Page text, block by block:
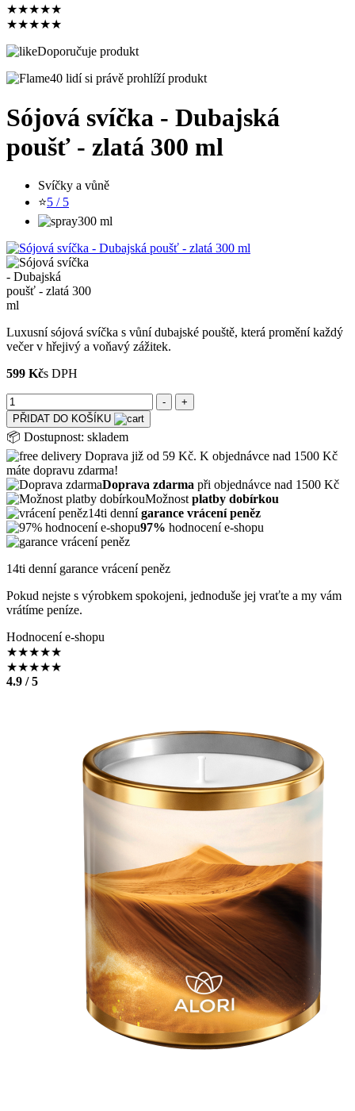
★★★★★
★★★★★
Doporučuje produkt
40 lidí si právě prohlíží produkt
Sójová svíčka - Dubajská
poušť - zlatá 300 ml
Svíčky a vůně
⭐5 / 5
300 ml
Luxusní sójová svíčka s vůní dubajské pouště, která promění každý
večer v hřejivý a voňavý zážitek.
599 Kčs DPH
PŘIDAT DO KOŠÍKU
📦 Dostupnost: skladem
Doprava již od 59 Kč. K objednávce nad 1500 Kč
máte dopravu zdarma!
Doprava zdarma při objednávce nad 1500 Kč
Možnost platby dobírkou
14ti dennígarance vrácení peněz
97% hodnocení e-shopu
14ti denní garance vrácení peněz
Pokud nejste s výrobkem spokojeni, jednoduše jej vraťte a my vám
vrátíme peníze.
Hodnocení e-shopu
★★★★★
★★★★★
4.9 / 5